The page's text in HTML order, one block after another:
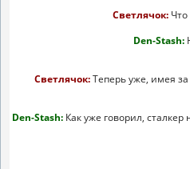
Светлячок:Что
Den-Stash:
Светлячок:Теперь уже, имея
Den-Stash: Как уже говорил,